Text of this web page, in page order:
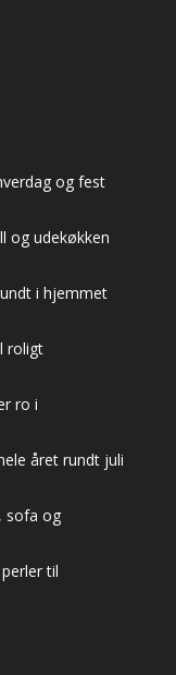
og fest
og udekøkken
i hjemmet
roligt
ro i
året rundt juli
sofa og
til